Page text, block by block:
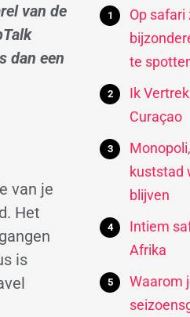
van de
dan een
van je
Het
is
Op safari
te
Ik
Curaçao
kuststad
blijven
Intiem
Afrika
Waarom